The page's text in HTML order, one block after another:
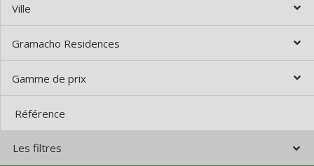
Ville
Gramacho Residences
Gamme de prix
Les filtres